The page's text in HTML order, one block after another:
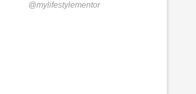
@mylifestylementor